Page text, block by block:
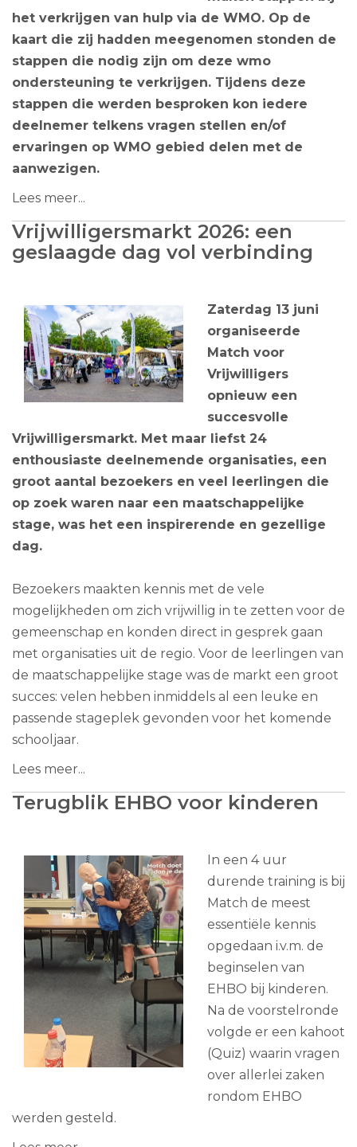
het verkrijgen van hulp via de WMO. Op de
kaart die zij hadden meegenomen stonden de
stappen die nodig zijn om deze wmo
ondersteuning te verkrijgen. Tijdens deze
stappen die werden besproken kon iedere
deelnemer telkens vragen stellen en/of
ervaringen op WMO gebied delen met de
aanwezigen.
Lees meer...
Vrijwilligersmarkt 2026: een
geslaagde dag vol verbinding
Zaterdag 13 juni
organiseerde
Match voor
Vrijwilligers
opnieuw een
succesvolle
Vrijwilligersmarkt. Met maar liefst 24
enthousiaste deelnemende organisaties, een
groot aantal bezoekers en veel leerlingen die
op zoek waren naar een maatschappelijke
stage, was het een inspirerende en gezellige
dag.
Bezoekers maakten kennis met de vele
mogelijkheden om zich vrijwillig in te zetten voor de
gemeenschap en konden direct in gesprek gaan
met organisaties uit de regio. Voor de leerlingen van
de maatschappelijke stage was de markt een groot
succes: velen hebben inmiddels al een leuke en
passende stageplek gevonden voor het komende
schooljaar.
Lees meer...
Terugblik EHBO voor kinderen
In een 4 uur
durende training is bij
Match de meest
essentiële kennis
opgedaan i.v.m. de
beginselen van
EHBO bij kinderen.
Na de voorstelronde
volgde er een kahoot
(Quiz) waarin vragen
over allerlei zaken
rondom EHBO
werden gesteld.